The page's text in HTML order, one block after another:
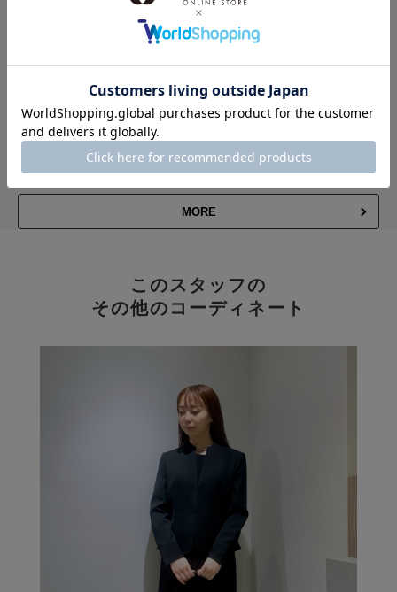
身長：155cm
MORE
このスタッフの
その他のコーディネート